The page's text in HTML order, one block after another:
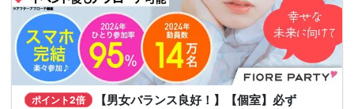
ポイント2倍
【男女バランス良好！】【個室】必ず